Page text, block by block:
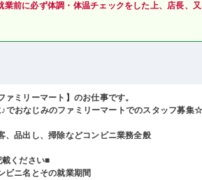
業前に必ず体調・体温チェックをした上、店長、
ミリーマート】のお仕事です。
でおなじみのファミリーマートでのスタッフ募集
、品出し、掃除などコンビニ業務全般
ください■
ビニ名とその就業期間